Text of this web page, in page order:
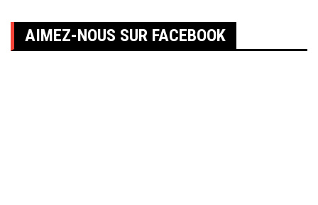
AIMEZ-NOUS SUR FACEBOOK